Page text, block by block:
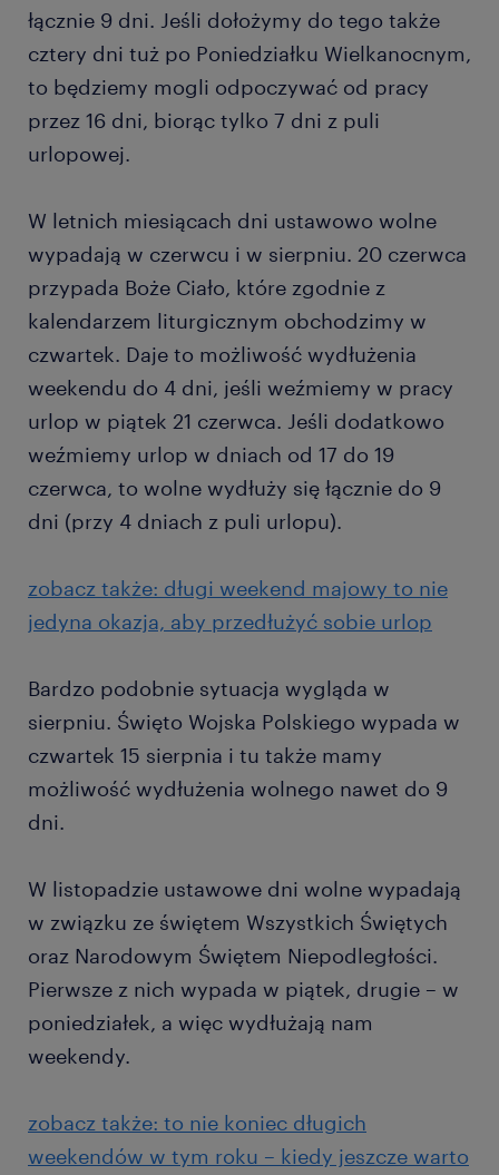
łącznie 9 dni. Jeśli dołożymy do tego także
cztery dni tuż po Poniedziałku Wielkanocnym,
to będziemy mogli odpoczywać od pracy
przez 16 dni, biorąc tylko 7 dni z puli
urlopowej.
W letnich miesiącach dni ustawowo wolne
wypadają w czerwcu i w sierpniu. 20 czerwca
przypada Boże Ciało, które zgodnie z
kalendarzem liturgicznym obchodzimy w
czwartek. Daje to możliwość wydłużenia
weekendu do 4 dni, jeśli weźmiemy w pracy
urlop w piątek 21 czerwca. Jeśli dodatkowo
weźmiemy urlop w dniach od 17 do 19
czerwca, to wolne wydłuży się łącznie do 9
dni (przy 4 dniach z puli urlopu).
zobacz także: długi weekend majowy to nie
jedyna okazja, aby przedłużyć sobie urlop
Bardzo podobnie sytuacja wygląda w
sierpniu. Święto Wojska Polskiego wypada w
czwartek 15 sierpnia i tu także mamy
możliwość wydłużenia wolnego nawet do 9
dni.
W listopadzie ustawowe dni wolne wypadają
w związku ze świętem Wszystkich Świętych
oraz Narodowym Świętem Niepodległości.
Pierwsze z nich wypada w piątek, drugie – w
poniedziałek, a więc wydłużają nam
weekendy.
zobacz także: to nie koniec długich
weekendów w tym roku – kiedy jeszcze warto